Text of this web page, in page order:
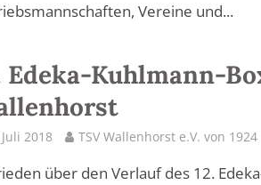
Vereine und...
Edeka-Kuhlmann-
2018 TSV Wallenhorst e.V. von 1924
über den Verlauf des 12.